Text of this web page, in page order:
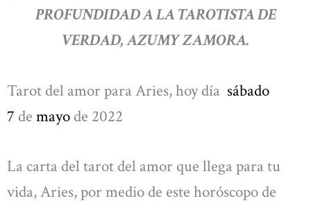
PROFUNDIDAD A LA TAROTISTA DE
VERDAD, AZUMY ZAMORA.
Tarot del amor para Aries, hoy día sábado
7 de mayo de 2022
La carta del tarot del amor que llega para tu
vida, Aries, por medio de este horóscopo de